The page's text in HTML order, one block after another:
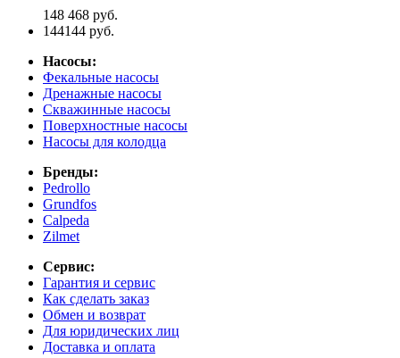
148 468 руб.
144144 руб.
Насосы:
Фекальные насосы
Дренажные насосы
Скважинные насосы
Поверхностные насосы
Насосы для колодца
Бренды:
Pedrollo
Grundfos
Calpeda
Zilmet
Сервис:
Гарантия и сервис
Как сделать заказ
Обмен и возврат
Для юридических лиц
Доставка и оплата